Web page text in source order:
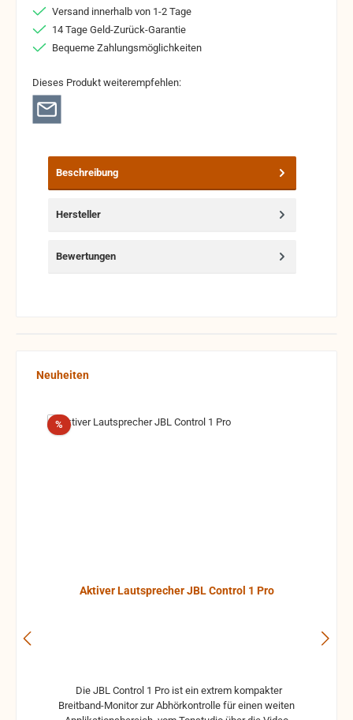
Versand innerhalb von 1-2 Tage
14 Tage Geld-Zurück-Garantie
Bequeme Zahlungsmöglichkeiten
Dieses Produkt weiterempfehlen:
Beschreibung
Hersteller
Bewertungen
Produktgalerie überspringen
Neuheiten
%Rabatt
Aktiver Lautsprecher JBL Control 1 Pro
Breitband-Monitor zur Abhörkontrolle für einen weiten